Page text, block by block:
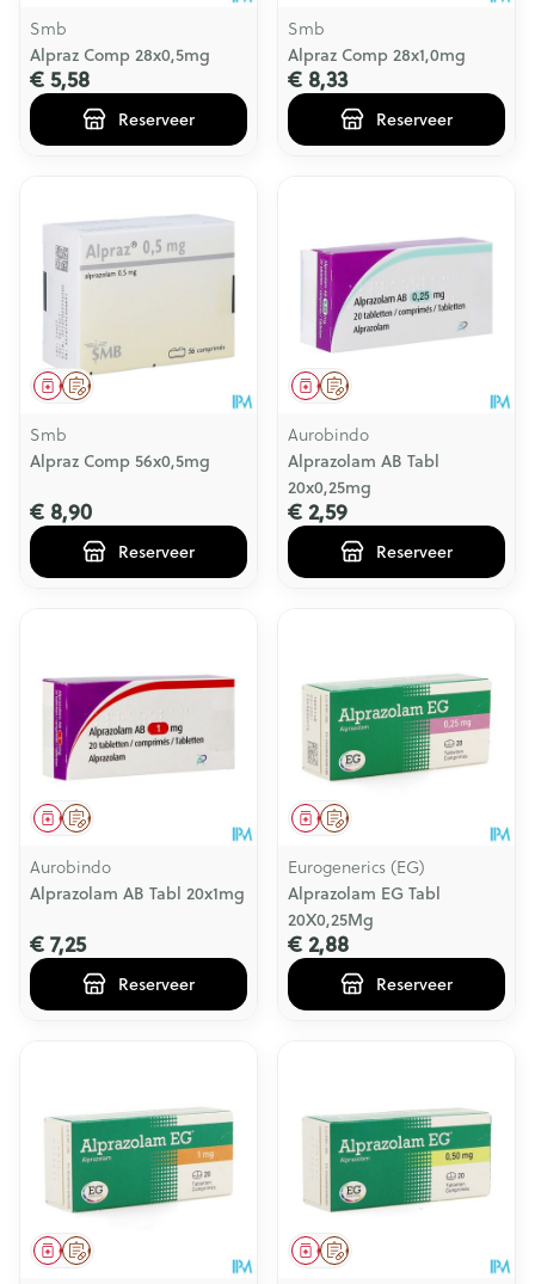
Smb
Alpraz Comp 28x0,5mg
€ 5,58
Reserveer
Smb
Alpraz Comp 28x1,0mg
€ 8,33
Reserveer
Op voorschrift
Geneesmiddel
Smb
Alpraz Comp 56x0,5mg
€ 8,90
Reserveer
Op voorschrift
Geneesmiddel
Aurobindo
Alprazolam AB Tabl
20x0,25mg
€ 2,59
Reserveer
Op voorschrift
Geneesmiddel
Aurobindo
Alprazolam AB Tabl 20x1mg
€ 7,25
Reserveer
Op voorschrift
Geneesmiddel
Eurogenerics (EG)
Alprazolam EG Tabl
20X0,25Mg
€ 2,88
Reserveer
Op voorschrift
Geneesmiddel Op voorschrift
Geneesmiddel